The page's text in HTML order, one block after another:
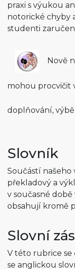
praxi s výukou
notorické chyby
studenti
Nově
mohou procvičit
doplňování,
Slovník
Součástí
překladový a
v současné době
obsahují kromě
Slovní
V této rubrice se
se anglickou